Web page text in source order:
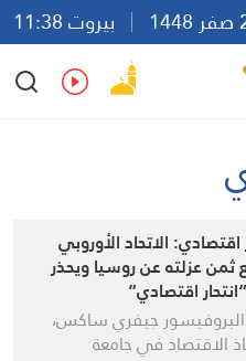
بيروت 11:38
Ar
En Fr Es
اقتصادي: الاتحاد الأوروبي
ثمن عزلته عن روسيا ويحذر
اقتصادي”
جيفري ساكس،
الاقتصاد في جامعة